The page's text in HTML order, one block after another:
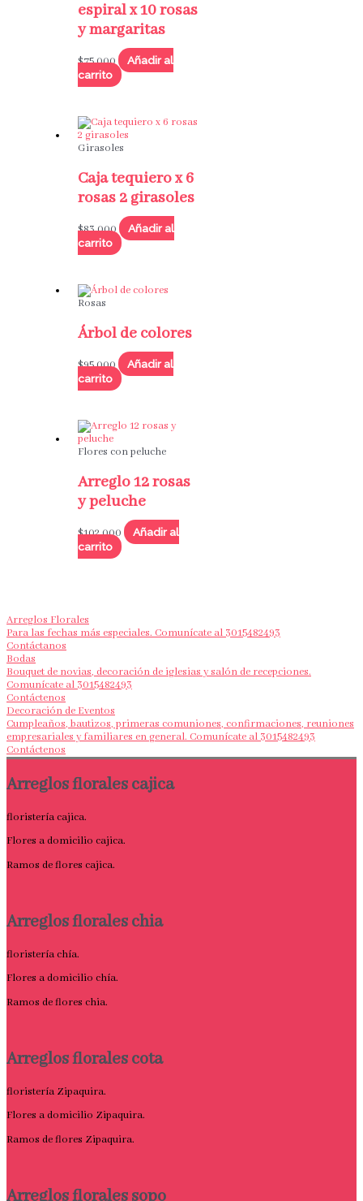
espiral x 10 rosas
y margaritas
$75,000
Añadir al
carrito
Girasoles
Caja tequiero x 6
rosas 2 girasoles
$83,000
Añadir al
carrito
Rosas
Árbol de colores
$95,000
Añadir al
carrito
Flores con peluche
Arreglo 12 rosas
y peluche
$102,000
Añadir al
carrito
Arreglos Florales
Para las fechas más especiales. Comunícate al 3015482493
Contáctanos
Bodas
Bouquet de novias, decoración de iglesias y salón de recepciones.
Comunícate al 3015482493
Contáctenos
Decoración de Eventos
Cumpleaños, bautizos, primeras comuniones, confirmaciones, reuniones
empresariales y familiares en general. Comunícate al 3015482493
Contáctenos
Arreglos florales cajica
floristería cajica.
Flores a domicilio cajica.
Ramos de flores cajica.
Arreglos florales chia
floristería chía.
Flores a domicilio chía.
Ramos de flores chia.
Arreglos florales cota
floristería Zipaquira.
Flores a domicilio Zipaquira.
Ramos de flores Zipaquira.
Arreglos florales sopo